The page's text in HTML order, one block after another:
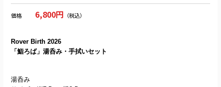
価格 6,800円 （税込）
Rover Birth 2026
「鮨ろば」湯呑み・手拭いセット
湯呑み